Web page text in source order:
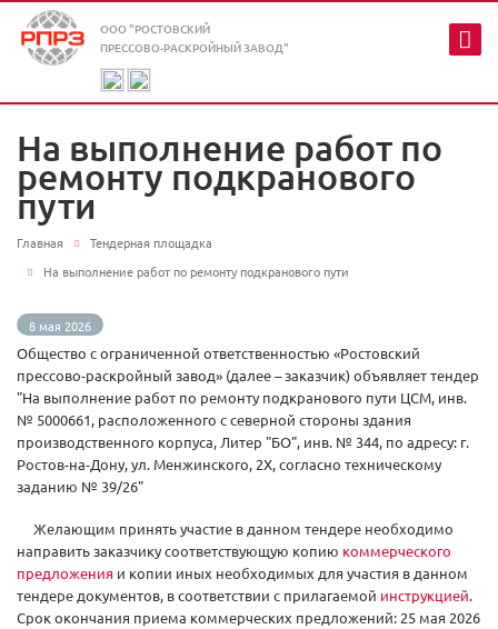
ООО "РОСТОВСКИЙ
ПРЕССОВО-РАСКРОЙНЫЙ ЗАВОД"
На выполнение работ по
ремонту подкранового
пути
Главная
Тендерная площадка
На выполнение работ по ремонту подкранового пути
8 мая 2026
Общество с ограниченной ответственностью «Ростовский
прессово-раскройный завод» (далее – заказчик) объявляет тендер
"На выполнение работ по ремонту подкранового пути ЦСМ, инв.
№ 5000661, расположенного с северной стороны здания
производственного корпуса, Литер "БО", инв. № 344, по адресу: г.
Ростов-на-Дону, ул. Менжинского, 2Х, согласно техническому
заданию № 39/26"
Желающим принять участие в данном тендере необходимо
направить заказчику соответствующую копию коммерческого
предложения и копии иных необходимых для участия в данном
тендере документов, в соответствии с прилагаемой инструкцией.
Срок окончания приема коммерческих предложений: 25 мая 2026